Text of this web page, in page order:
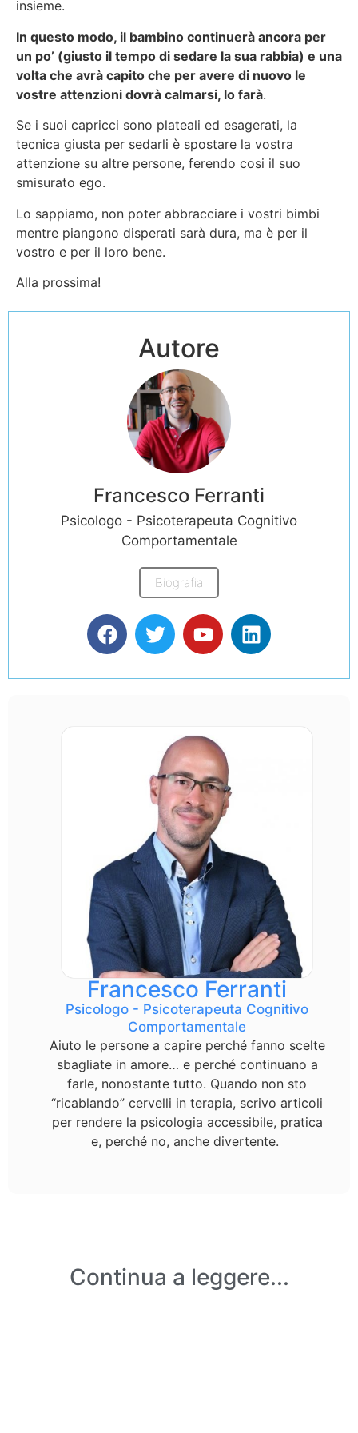
insieme.
In questo modo, il bambino continuerà ancora per
un po’ (giusto il tempo di sedare la sua rabbia) e una
volta che avrà capito che per avere di nuovo le
vostre attenzioni dovrà calmarsi, lo farà.
Se i suoi capricci sono plateali ed esagerati, la
tecnica giusta per sedarli è spostare la vostra
attenzione su altre persone, ferendo cosi il suo
smisurato ego.
Lo sappiamo, non poter abbracciare i vostri bimbi
mentre piangono disperati sarà dura, ma è per il
vostro e per il loro bene.
Alla prossima!
Autore
Francesco Ferranti
Psicologo - Psicoterapeuta Cognitivo
Comportamentale
Biografia
Francesco Ferranti
Psicologo - Psicoterapeuta Cognitivo
Comportamentale
Aiuto le persone a capire perché fanno scelte
sbagliate in amore… e perché continuano a
farle, nonostante tutto. Quando non sto
“ricablando” cervelli in terapia, scrivo articoli
per rendere la psicologia accessibile, pratica
e, perché no, anche divertente.
Continua a leggere...